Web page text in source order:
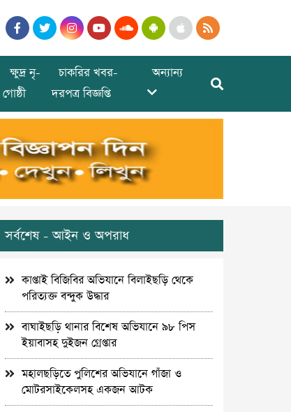
ক্ষুদ্র নৃ-
গোষ্ঠী
চাকরির খবর-
দরপত্র বিজ্ঞপ্তি
অন্যান্য
সর্বশেষ - আইন ও অপরাধ
কাপ্তাই বিজিবির অভিযানে বিলাইছড়ি থেকে
পরিত্যক্ত বন্দুক উদ্ধার
বাঘাইছড়ি থানার বিশেষ অভিযানে ৯৮ পিস
ইয়াবাসহ দুইজন গ্রেপ্তার
মহালছড়িতে পুলিশের অভিযানে গাঁজা ও
মোটরসাইকেলসহ একজন আটক